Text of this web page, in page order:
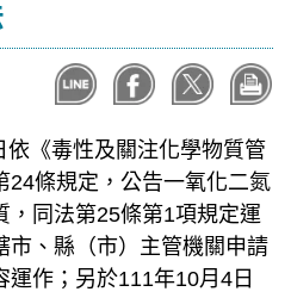
《毒性及關注化學物質管
24條規定，公告一氧化二氮
，同法第25條第1項規定運
市、縣（市）主管機關申請
作；另於111年10月4日